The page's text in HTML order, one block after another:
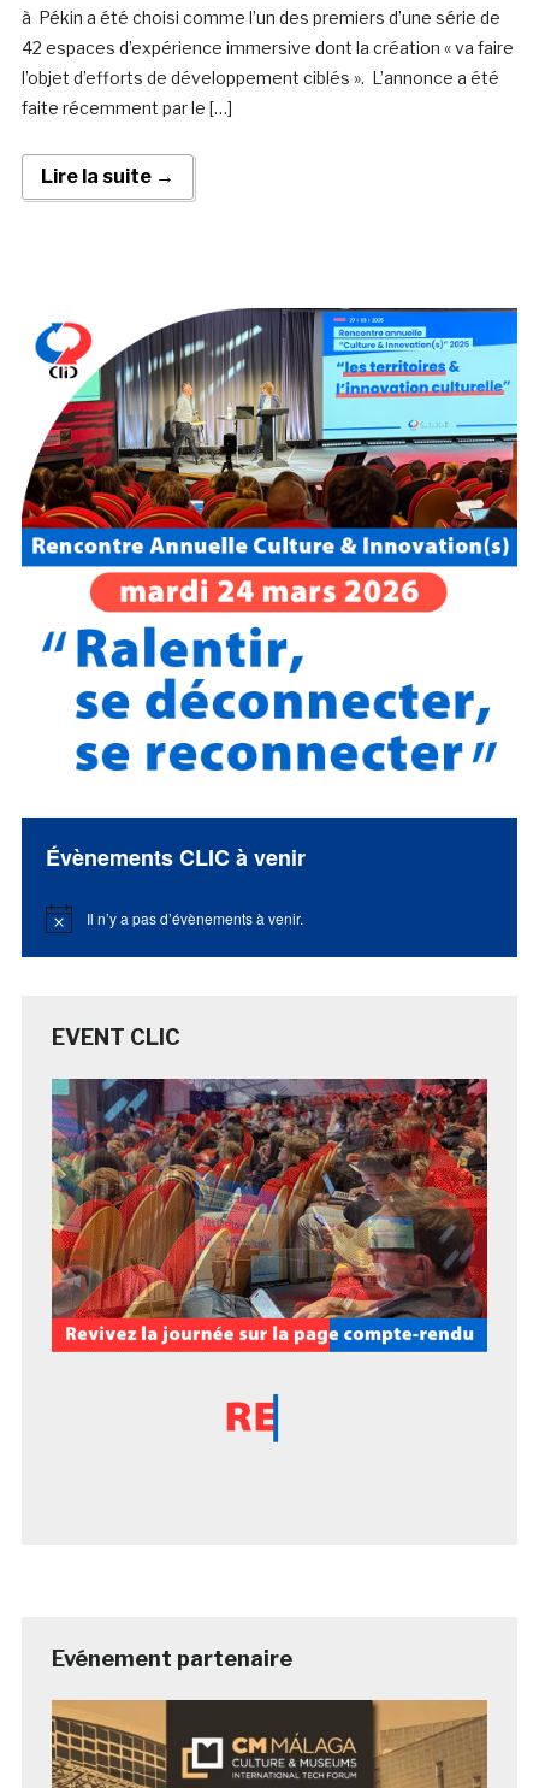
à Pékin a été choisi comme l’un des premiers d’une série de
42 espaces d’expérience immersive dont la création « va faire
l’objet d’efforts de développement ciblés ». L’annonce a été
faite récemment par le […]
Lire la suite →
Évènements CLIC à venir
Notice Il n’y a pas d’évènements à venir.
EVENT CLIC
Evénement partenaire